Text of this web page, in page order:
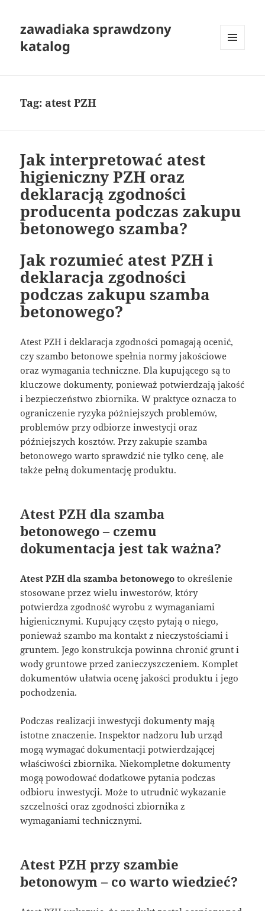
zawadiaka sprawdzony
katalog
Tag: atest PZH
Jak interpretować atest
higieniczny PZH oraz
deklaracją zgodności
producenta podczas zakupu
betonowego szamba?
Jak rozumieć atest PZH i
deklaracja zgodności
podczas zakupu szamba
betonowego?
Atest PZH i deklaracja zgodności pomagają ocenić,
czy szambo betonowe spełnia normy jakościowe
oraz wymagania techniczne. Dla kupującego są to
kluczowe dokumenty, ponieważ potwierdzają jakość
i bezpieczeństwo zbiornika. W praktyce oznacza to
ograniczenie ryzyka późniejszych problemów,
problemów przy odbiorze inwestycji oraz
późniejszych kosztów. Przy zakupie szamba
betonowego warto sprawdzić nie tylko cenę, ale
także pełną dokumentację produktu.
Atest PZH dla szamba
betonowego – czemu
dokumentacja jest tak ważna?
Atest PZH dla szamba betonowego to określenie
stosowane przez wielu inwestorów, który
potwierdza zgodność wyrobu z wymaganiami
higienicznymi. Kupujący często pytają o niego,
ponieważ szambo ma kontakt z nieczystościami i
gruntem. Jego konstrukcja powinna chronić grunt i
wody gruntowe przed zanieczyszczeniem. Komplet
dokumentów ułatwia ocenę jakości produktu i jego
pochodzenia.
Podczas realizacji inwestycji dokumenty mają
istotne znaczenie. Inspektor nadzoru lub urząd
mogą wymagać dokumentacji potwierdzającej
właściwości zbiornika. Niekompletne dokumenty
mogą powodować dodatkowe pytania podczas
odbioru inwestycji. Może to utrudnić wykazanie
szczelności oraz zgodności zbiornika z
wymaganiami technicznymi.
Atest PZH przy szambie
betonowym – co warto wiedzieć?